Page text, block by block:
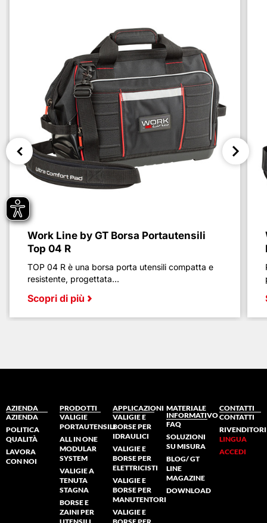
Work Line by GT Borsa Portautensili
Top 04 R
TOP 04 R è una borsa porta utensili compatta e
resistente, progettata...
Scopri di più
AZIENDA
AZIENDA
POLITICA
QUALITÀ
LAVORA
CON NOI
PRODOTTI
VALIGIE
PORTAUTENSILI
ALL IN ONE
MODULAR
SYSTEM
VALIGIE A
TENUTA
STAGNA
BORSE E
ZAINI PER
APPLICAZIONI
VALIGIE E
BORSE PER
IDRAULICI
VALIGIE E
BORSE PER
ELETTRICISTI
VALIGIE E
BORSE PER
MANUTENTORI
VALIGIE E
MATERIALE
INFORMATIVO
FAQ
SOLUZIONI
SU MISURA
BLOG/ GT
LINE
MAGAZINE
DOWNLOAD
CONTATTI
CONTATTI
RIVENDITORI
LINGUA
ACCEDI